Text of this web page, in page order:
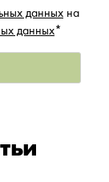
данных на
данных*